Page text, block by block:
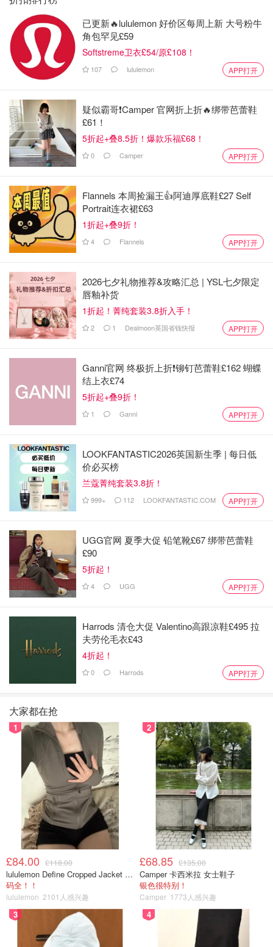
已更新🔥lululemon 好价区每周上新 大号粉牛
角包罕见£59
Softstreme卫衣£54/原£108！
107 lululemon APP打开
疑似霸哥❗️Camper 官网折上折🔥绑带芭蕾鞋
£61！
5折起+叠8.5折！爆款乐福£68！
0 Camper APP打开
Flannels 本周捡漏王👍阿迪厚底鞋£27 Self
Portrait连衣裙£63
1折起+叠9折！
4 Flannels APP打开
2026七夕礼物推荐&攻略汇总 | YSL七夕限定
唇釉补货
1折起！菁纯套装3.8折入手！
2 1 Dealmoon英国省钱快报 APP打开
Ganni官网 终极折上折❗️铆钉芭蕾鞋£162 蝴蝶
结上衣£74
5折起+叠9折！
1 Ganni APP打开
LOOKFANTASTIC2026英国新生季 | 每日低
价必买榜
兰蔻菁纯套装3.8折！
999+ 112 LOOKFANTASTIC.COM APP打开
UGG官网 夏季大促 铅笔靴£67 绑带芭蕾鞋
£90
5折起！
4 UGG APP打开
Harrods 清仓大促 Valentino高跟凉鞋£495 拉
夫劳伦毛衣£43
4折起！
0 Harrods APP打开
大家都在抢
1
£84.00 £118.00
lululemon Define Cropped Jacket Nulu 短款夹克
码全！！
lululemon 2101人感兴趣
2
£68.85 £135.00
Camper 卡西米拉 女士鞋子
银色很特别！
Camper 1773人感兴趣
3 4